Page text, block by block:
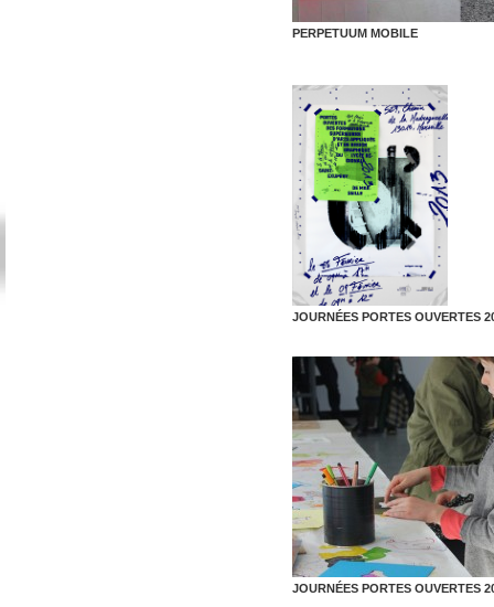
PERPETUUM MOBILE
JOURNÉES PORTES OUVERTES
JOURNÉES PORTES OUVERTES